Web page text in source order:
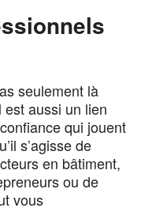
seulement là
aussi un lien
qui jouent
s’agisse de
en bâtiment,
ou de
vous